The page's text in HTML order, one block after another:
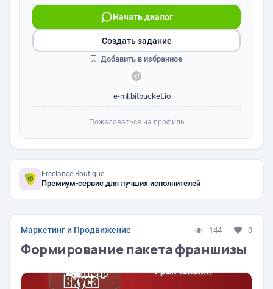
Начать диалог
e-ml.bitbucket.io
Создать задание
Добавить в избранное
Пожаловаться на профиль
Freelance.Boutique
Премиум-сервис для лучших исполнителей
Маркетинг и Продвижение 144 0
Формирование пакета франшизы